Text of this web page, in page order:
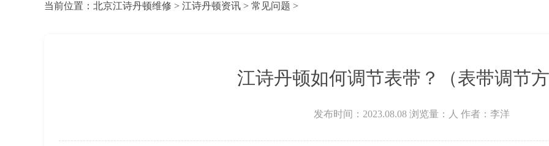
北京市朝阳区建国门外大街甲6号华熙国际中心D座11层1102室江诗丹顿售后服务中心（需提前预约）
当前位置： 北京江诗丹顿维修 > 江诗丹顿资讯 > 常见问题 >
江诗丹顿如何调节表带？（表带调节
发布时间：2023.08.08 浏览量： 人 作者：李洋